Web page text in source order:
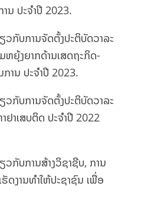
ນ ປະຈໍາປີ 2023.
ວກັບການຈັດຕັ້ງປະຕິບັດວາລະ
ຫຍຸ້ງຍາກດ້ານເສດຖະກິດ-
ການ ປະຈໍາປີ 2023.
ວກັບການຈັດຕັ້ງປະຕິບັດວາລະ
ຢາເສບຕິດ ປະຈໍາປີ 2022
ວກັບການສ້າງວິຊາຊີບ, ການ
ດງານທໍາໃຫ້ປະຊາຊົນ ເພື່ອ